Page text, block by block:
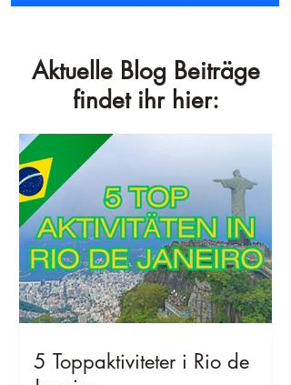
Aktuelle Blog Beiträge
findet ihr hier:
5 Toppaktiviteter i Rio de